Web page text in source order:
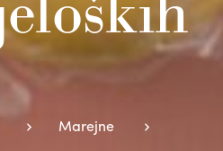
Marejne